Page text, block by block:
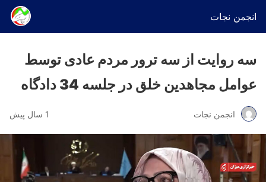
انجمن نجات
سه روایت از سه ترور مردم عادی توسط
عوامل مجاهدین خلق در جلسه 34 دادگاه
انجمن نجات 1 سال پیش